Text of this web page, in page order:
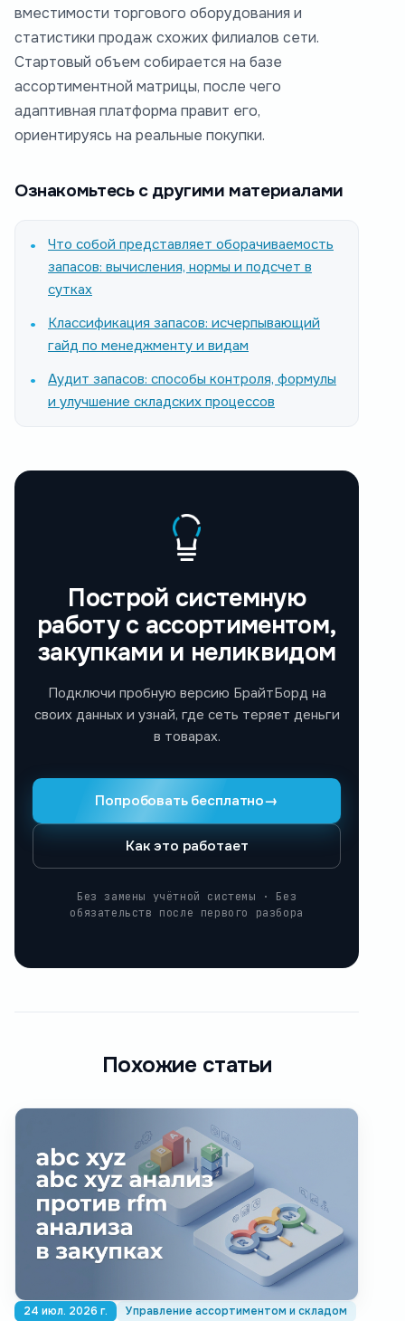
вместимости торгового оборудования и
статистики продаж схожих филиалов сети.
Стартовый объем собирается на базе
ассортиментной матрицы, после чего
адаптивная платформа правит его,
ориентируясь на реальные покупки.
Ознакомьтесь с другими материалами
Что собой представляет оборачиваемость
запасов: вычисления, нормы и подсчет в
сутках
Классификация запасов: исчерпывающий
гайд по менеджменту и видам
Аудит запасов: способы контроля, формулы
и улучшение складских процессов
Построй системную
работу с ассортиментом,
закупками и неликвидом
Подключи пробную версию БрайтБорд на
своих данных и узнай, где сеть теряет деньги
в товарах.
Попробовать бесплатно→
Как это работает
Без замены учётной системы · Без
обязательств после первого разбора
Похожие статьи
24 июл. 2026 г. Управление ассортиментом и складом